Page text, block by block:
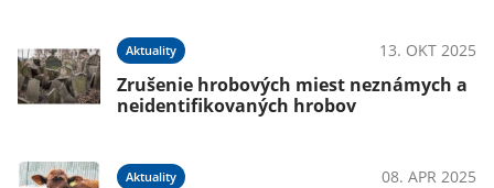
Aktuality 13. OKT 2025
Zrušenie hrobových miest neznámych a
neidentifikovaných hrobov
Aktuality 08. APR 2025